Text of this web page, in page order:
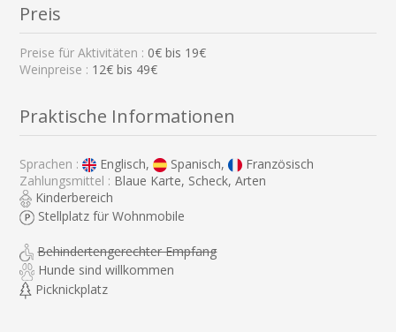
Preis
Preise für Aktivitäten : 0€ bis 19€
Weinpreise : 12€ bis 49€
Praktische Informationen
Sprachen : Englisch, Spanisch,
Französisch
Zahlungsmittel : Blaue Karte, Scheck, Arten
Kinderbereich
Stellplatz für Wohnmobile
Behindertengerechter Empfang
Hunde sind willkommen
Picknickplatz